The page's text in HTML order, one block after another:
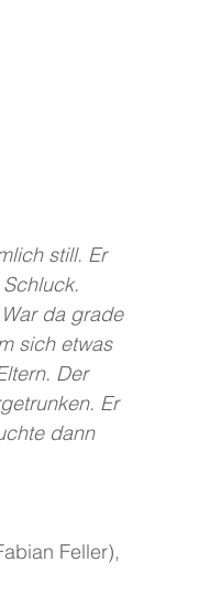
still. Er
da grade
sich etwas
Der
Er
dann
Feller),